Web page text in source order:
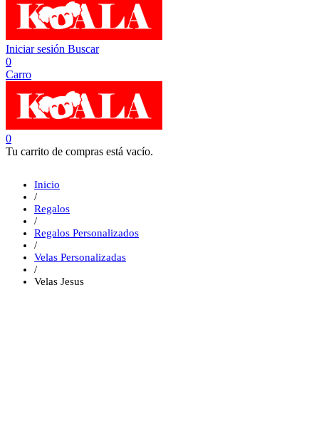
Iniciar sesión Buscar
0
Carro
0
Tu carrito de compras está vacío.
Inicio
/
Regalos
/
Regalos Personalizados
/
Velas Personalizadas
/
Velas Jesus